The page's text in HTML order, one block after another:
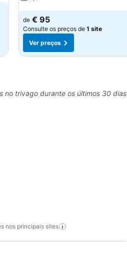
Ver preços
de € 95
Consulte os preços de 1 site
Ver preços
no trivago durante os últimos 30 dias
nos principais sites